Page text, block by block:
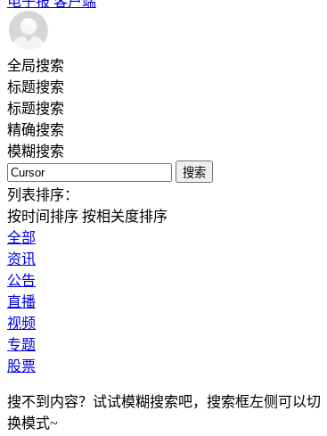
全局搜索
标题搜索
标题搜索
精确搜索
模糊搜索
搜索
列表排序：
按时间排序 按相关度排序
全部
资讯
公告
直播
视频
专题
股票
搜不到内容？试试模糊搜索吧，搜索框左侧可以切
换模式~